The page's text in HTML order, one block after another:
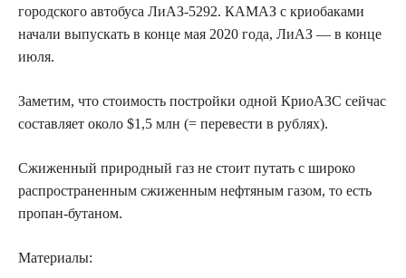
городского автобуса ЛиАЗ-5292. КАМАЗ с криобаками
начали выпускать в конце мая 2020 года, ЛиАЗ — в конце
июля.
Заметим, что стоимость постройки одной КриоАЗС сейчас
составляет около $1,5 млн (= перевести в рублях).
Сжиженный природный газ не стоит путать с широко
распространенным сжиженным нефтяным газом, то есть
пропан-бутаном.
Материалы: